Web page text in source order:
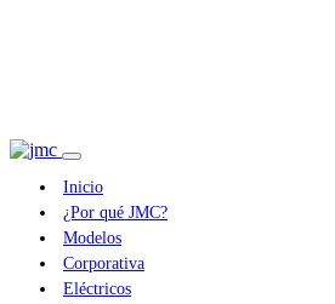
Inicio
¿Por qué JMC?
Modelos
Corporativa
Eléctricos